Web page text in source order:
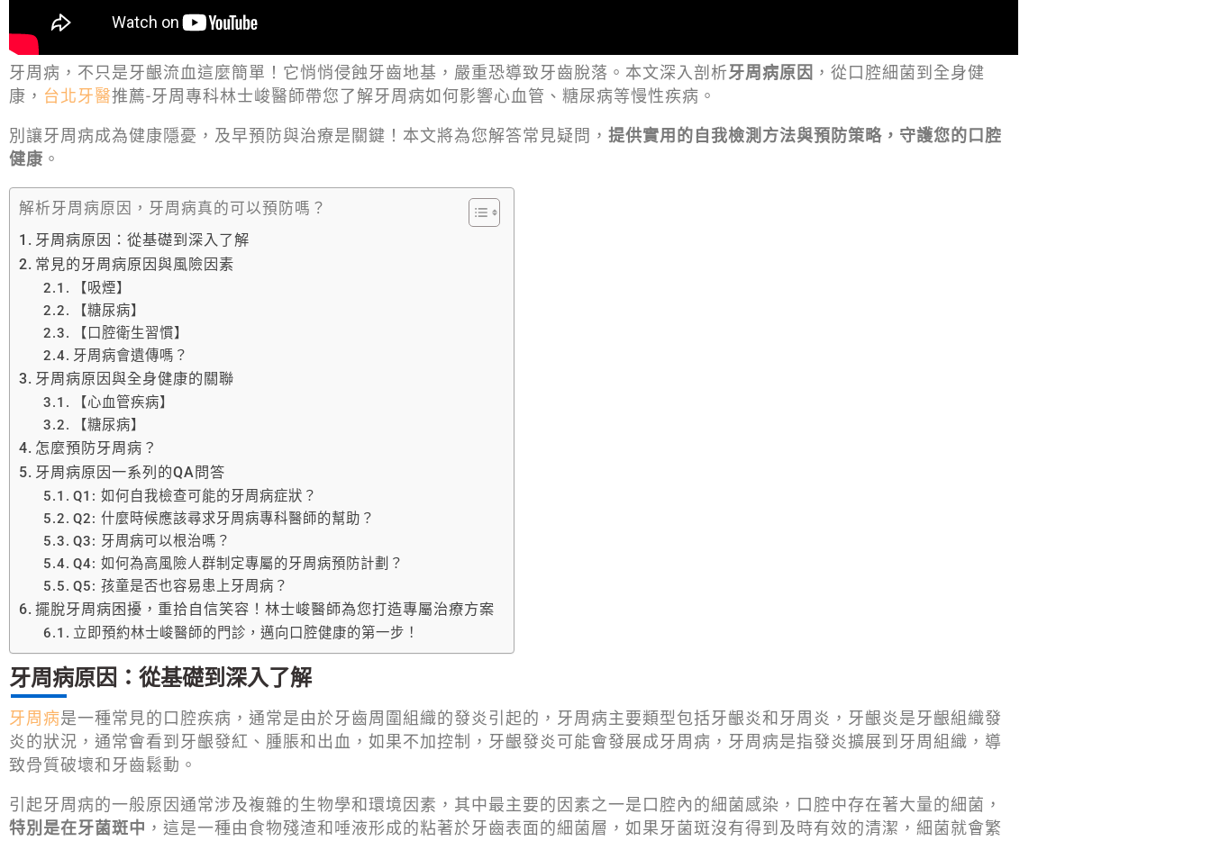
牙周病，不只是牙齦流血這麼簡單！它悄悄侵蝕牙齒地基，嚴重恐導致牙齒脫落。本文深入剖析牙周病原因 ，從口腔細菌到全身健
康， 台北牙醫推薦-牙周專科林士峻醫師帶您了解牙周病如何影響心血管、糖尿病等慢性疾病。
別讓牙周病成為健康隱憂，及早預防與治療是關鍵！本文將為您解答常見疑問， 提供實用的自我檢測方法與預防策略，守護您的口腔
健康 。
解析牙周病原因，牙周病真的可以預防嗎？
牙周病原因：從基礎到深入了解
常見的牙周病原因與風險因素
【吸煙】
【糖尿病】
【口腔衛生習慣】
牙周病會遺傳嗎？
牙周病原因與全身健康的關聯
【心血管疾病】
【糖尿病】
怎麼預防牙周病？
牙周病原因一系列的QA問答
Q1: 如何自我檢查可能的牙周病症狀？
Q2: 什麼時候應該尋求牙周病專科醫師的幫助？
Q3: 牙周病可以根治嗎？
Q4: 如何為高風險人群制定專屬的牙周病預防計劃？
Q5: 孩童是否也容易患上牙周病？
擺脫牙周病困擾，重拾自信笑容！林士峻醫師為您打造專屬治療方案
立即預約林士峻醫師的門診，邁向口腔健康的第一步！
牙周病原因：從基礎到深入了解
牙周病是一種常見的口腔疾病，通常是由於牙齒周圍組織的發炎引起的，牙周病主要類型包括牙齦炎和牙周炎，牙齦炎是牙齦組織發
炎的狀況，通常會看到牙齦發紅、腫脹和出血，如果不加控制，牙齦發炎可能會發展成牙周病，牙周病是指發炎擴展到牙周組織，導
致骨質破壞和牙齒鬆動。
引起牙周病的一般原因通常涉及複雜的生物學和環境因素，其中最主要的因素之一是口腔內的細菌感染，口腔中存在著大量的細菌，
特別是在牙菌斑中 ，這是一種由食物殘渣和唾液形成的粘著於牙齒表面的細菌層，如果牙菌斑沒有得到及時有效的清潔，細菌就會繁